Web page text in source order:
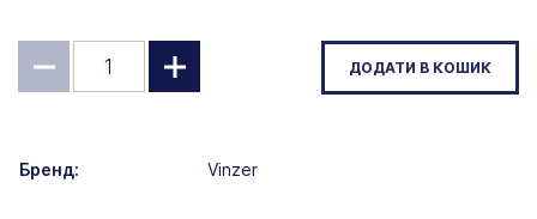
ДОДАТИ В КОШИК
Бренд: Vinzer